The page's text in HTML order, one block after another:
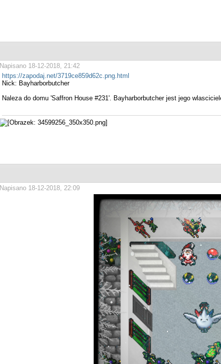
Napisano 18-12-2018, 21:42
https://zapodaj.net/3719ce859d62c.png.html
Nick: Bayharborbutcher
Naleza do domu 'Saffron House #231'. Bayharborbutcher jest jego
Napisano 18-12-2018, 22:09